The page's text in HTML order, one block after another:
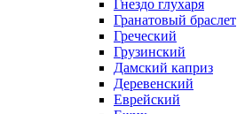
Гнездо глухаря
Гранатовый браслет
Греческий
Грузинский
Дамский каприз
Деревенский
Еврейский